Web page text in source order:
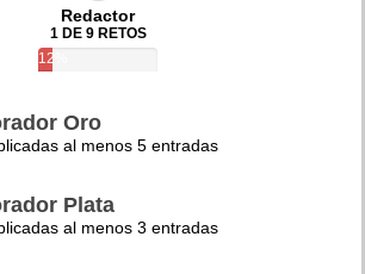
Redactor
1 DE 9 RETOS
12%
Oro
al menos 5 entradas
Plata
al menos 3 entradas